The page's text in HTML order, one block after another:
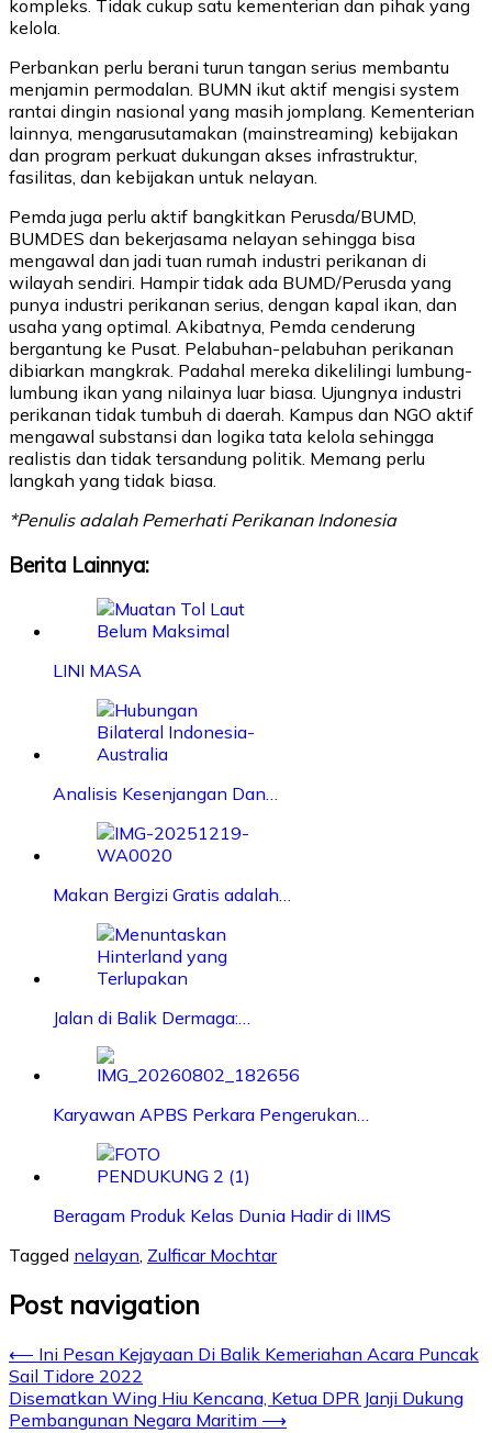
kompleks. Tidak cukup satu kementerian dan pihak yang
kelola.
Perbankan perlu berani turun tangan serius membantu
menjamin permodalan. BUMN ikut aktif mengisi system
rantai dingin nasional yang masih jomplang. Kementerian
lainnya, mengarusutamakan (mainstreaming) kebijakan
dan program perkuat dukungan akses infrastruktur,
fasilitas, dan kebijakan untuk nelayan.
Pemda juga perlu aktif bangkitkan Perusda/BUMD,
BUMDES dan bekerjasama nelayan sehingga bisa
mengawal dan jadi tuan rumah industri perikanan di
wilayah sendiri. Hampir tidak ada BUMD/Perusda yang
punya industri perikanan serius, dengan kapal ikan, dan
usaha yang optimal. Akibatnya, Pemda cenderung
bergantung ke Pusat. Pelabuhan-pelabuhan perikanan
dibiarkan mangkrak. Padahal mereka dikelilingi lumbung-
lumbung ikan yang nilainya luar biasa. Ujungnya industri
perikanan tidak tumbuh di daerah. Kampus dan NGO aktif
mengawal substansi dan logika tata kelola sehingga
realistis dan tidak tersandung politik. Memang perlu
langkah yang tidak biasa.
*Penulis adalah Pemerhati Perikanan Indonesia
Berita Lainnya:
LINI MASA
Analisis Kesenjangan Dan…
Makan Bergizi Gratis adalah…
Jalan di Balik Dermaga:…
Karyawan APBS Perkara Pengerukan…
Beragam Produk Kelas Dunia Hadir di IIMS
Tagged nelayan, Zulficar Mochtar
Post navigation
⟵ Ini Pesan Kejayaan Di Balik Kemeriahan Acara Puncak
Sail Tidore 2022
Disematkan Wing Hiu Kencana, Ketua DPR Janji Dukung
Pembangunan Negara Maritim ⟶